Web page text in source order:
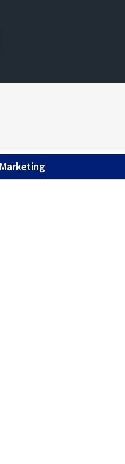
Marketing